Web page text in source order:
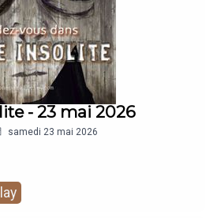
- 23 mai 2026
samedi 23 mai 2026